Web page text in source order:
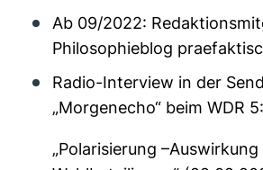
Ab 09/2022:
Philosophieblog
Radio-Interview in der
„Morgenecho“ beim WDR 5:
„Polarisierung –Auswirkung